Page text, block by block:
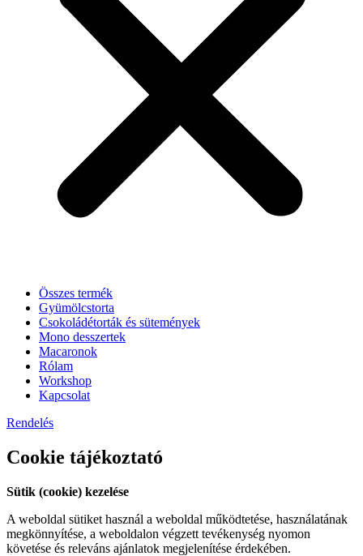
Összes termék
Gyümölcstorta
Csokoládétorták és sütemények
Mono desszertek
Macaronok
Rólam
Workshop
Kapcsolat
Rendelés
Cookie tájékoztató
Sütik (cookie) kezelése
A weboldal sütiket használ a weboldal működtetése, használatának
megkönnyítése, a weboldalon végzett tevékenység nyomon
követése és releváns ajánlatok megjelenítése érdekében.